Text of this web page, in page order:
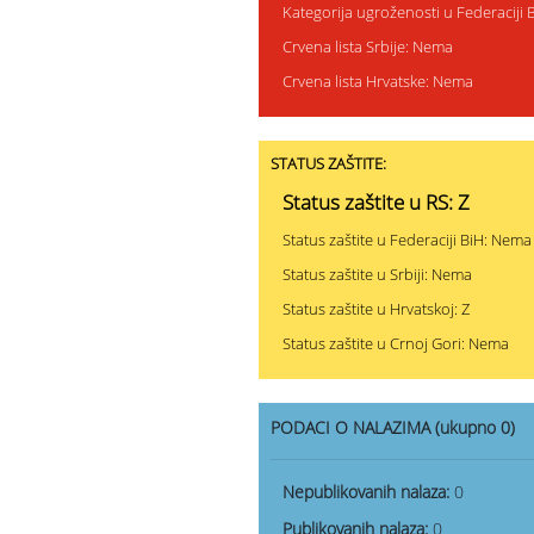
Kategorija ugroženosti u Federaciji
Crvena lista Srbije: Nema
Crvena lista Hrvatske: Nema
STATUS ZAŠTITE:
Status zaštite u RS: Z
Status zaštite u Federaciji BiH: Nema
Status zaštite u Srbiji: Nema
Status zaštite u Hrvatskoj: Z
Status zaštite u Crnoj Gori: Nema
PODACI O NALAZIMA (ukupno 0)
Nepublikovanih nalaza: 0
Publikovanih nalaza: 0